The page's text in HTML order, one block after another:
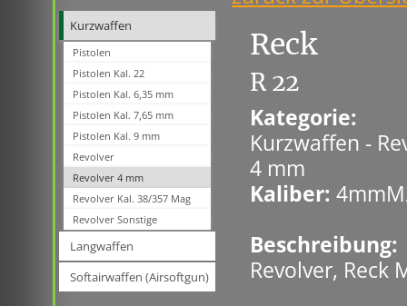
Kurzwaffen
Pistolen
Pistolen Kal. 22
Pistolen Kal. 6,35 mm
Pistolen Kal. 7,65 mm
Pistolen Kal. 9 mm
Revolver
Revolver 4 mm
Revolver Kal. 38/357 Mag
Revolver Sonstige
Langwaffen
Softairwaffen (Airsoftgun)
Reck
R 22
Kategorie:
Kurzwaffen -
4 mm
Kaliber:
Beschreibung:
Revolver, Reck